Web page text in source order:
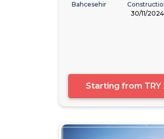
Bahcesehir
30/11/2024
Starting from